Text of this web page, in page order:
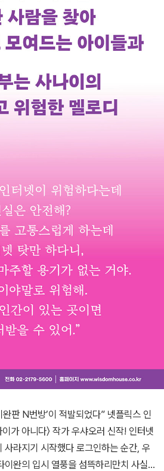
판 N번방’이 적발되었다” 넷플릭스 인
아니다〉 작가 우샤오러 신작! 인터넷
사라지기 시작했다 로그인하는 순간, 우